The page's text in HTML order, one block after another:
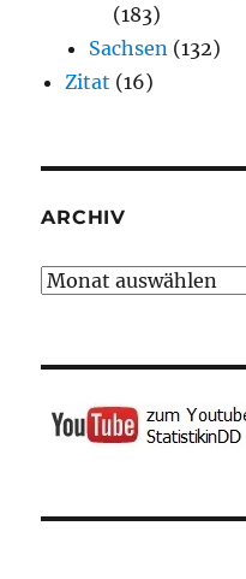
(183)
Sachsen (132)
Zitat (16)
ARCHIV
Archiv